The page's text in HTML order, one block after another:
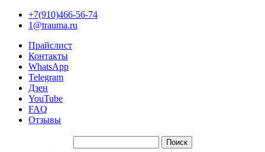
+7(910)466-56-74
1@trauma.ru
Прайслист
Контакты
WhatsApp
Telegram
Дзен
YouTube
FAQ
Отзывы